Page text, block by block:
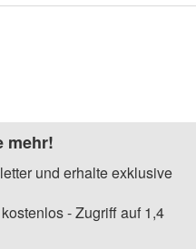
mehr!
und erhalte exklusive
- Zugriff auf 1,4